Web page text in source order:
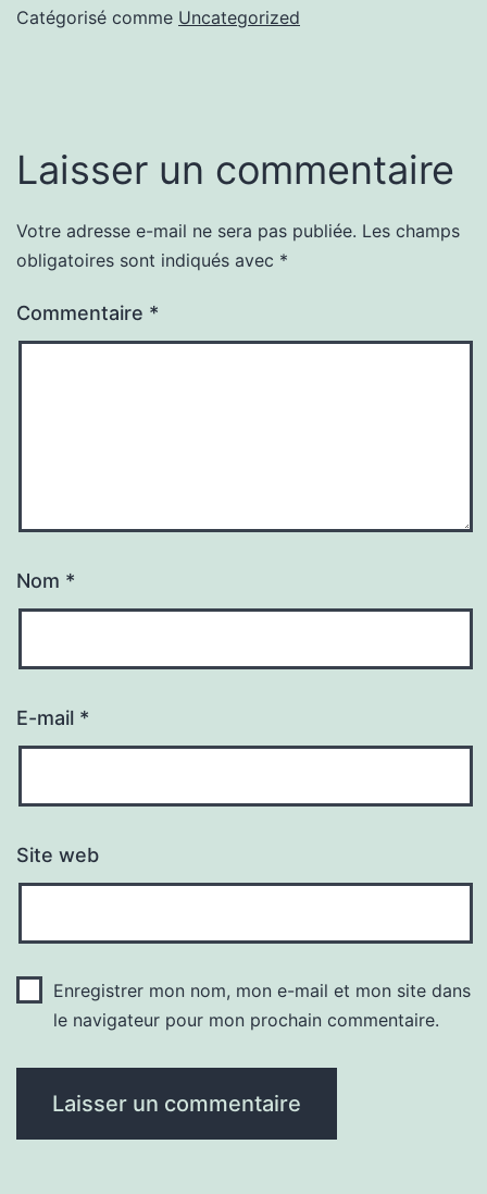
Catégorisé comme Uncategorized
Laisser un commentaire
Votre adresse e-mail ne sera pas publiée. Les champs
obligatoires sont indiqués avec *
Commentaire *
Nom *
E-mail *
Site web
Enregistrer mon nom, mon e-mail et mon site dans
le navigateur pour mon prochain commentaire.